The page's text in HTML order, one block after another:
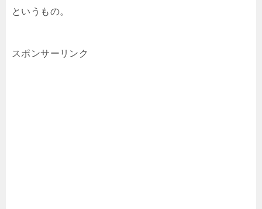
というもの。
スポンサーリンク